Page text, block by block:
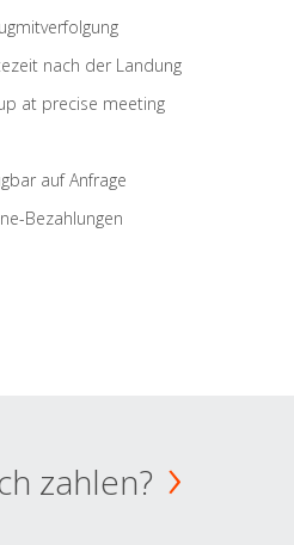
nach der Landung
at precise meeting
auf Anfrage
Bezahlungen
zahlen?